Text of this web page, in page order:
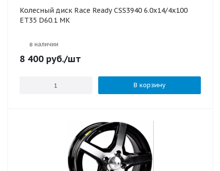
Колесный диск Race Ready CSS3940 6.0x14/4x100
ET35 D60.1 МК
в наличии
8 400 руб./шт
В корзину